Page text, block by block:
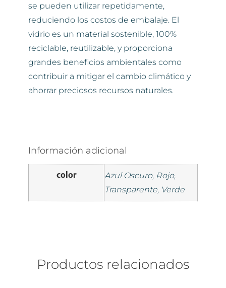
se pueden utilizar repetidamente,
reduciendo los costos de embalaje. El
vidrio es un material sostenible, 100%
reciclable, reutilizable, y proporciona
grandes beneficios ambientales como
contribuir a mitigar el cambio climático y
ahorrar preciosos recursos naturales.
Información adicional
color
Azul Oscuro, Rojo,
Transparente, Verde
Productos relacionados